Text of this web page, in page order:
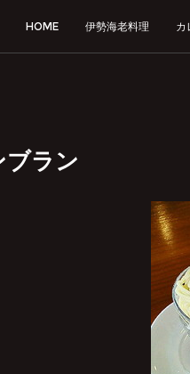
HOME 伊勢海老料理 カ
ラン